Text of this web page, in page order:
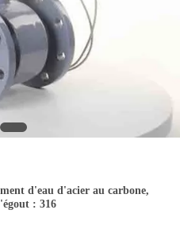
d'eau d'acier au carbone,
: 316